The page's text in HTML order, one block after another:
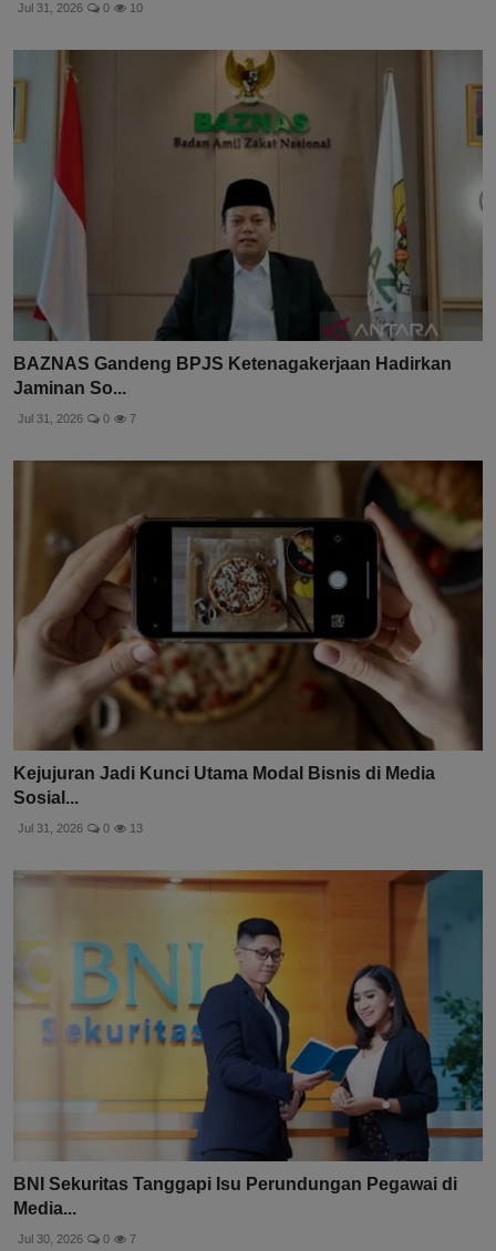
Jul 31, 2026 0 10
BAZNAS Gandeng BPJS Ketenagakerjaan Hadirkan
Jaminan So...
Jul 31, 2026 0 7
Kejujuran Jadi Kunci Utama Modal Bisnis di Media
Sosial...
Jul 31, 2026 0 13
BNI Sekuritas Tanggapi Isu Perundungan Pegawai di
Media...
Jul 30, 2026 0 7